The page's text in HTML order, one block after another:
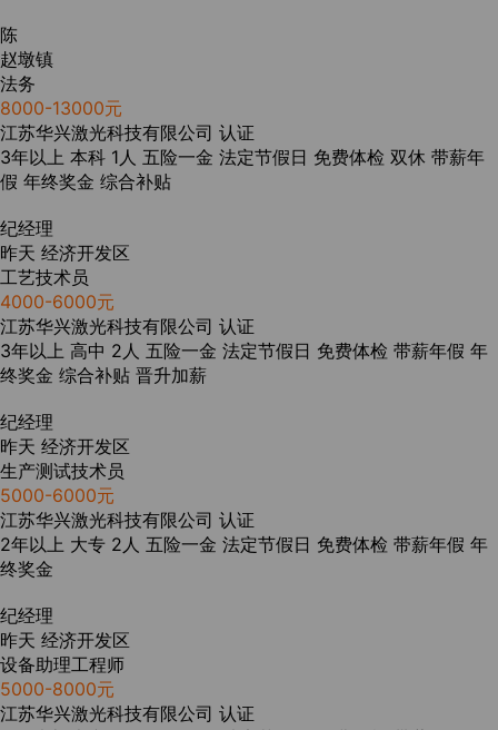
陈
赵墩镇
法务
8000-13000元
江苏华兴激光科技有限公司 认证
3年以上 本科 1人 五险一金 法定节假日 免费体检 双休 带薪年
假 年终奖金 综合补贴
纪经理
昨天 经济开发区
工艺技术员
4000-6000元
江苏华兴激光科技有限公司 认证
3年以上 高中 2人 五险一金 法定节假日 免费体检 带薪年假 年
终奖金 综合补贴 晋升加薪
纪经理
昨天 经济开发区
生产测试技术员
5000-6000元
江苏华兴激光科技有限公司 认证
2年以上 大专 2人 五险一金 法定节假日 免费体检 带薪年假 年
终奖金
纪经理
昨天 经济开发区
设备助理工程师
5000-8000元
江苏华兴激光科技有限公司 认证